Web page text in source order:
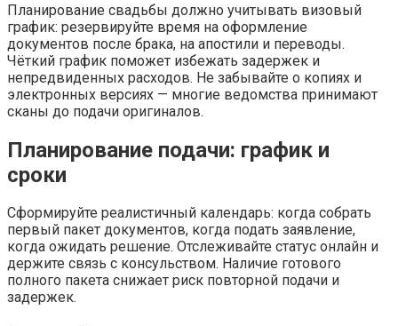
Планирование свадьбы должно учитывать визовый
график: резервируйте время на оформление
документов после брака, на апостили и переводы.
Чёткий график поможет избежать задержек и
непредвиденных расходов. Не забывайте о копиях и
электронных версиях — многие ведомства принимают
сканы до подачи оригиналов.
Планирование подачи: график и
сроки
Сформируйте реалистичный календарь: когда собрать
первый пакет документов, когда подать заявление,
когда ожидать решение. Отслеживайте статус онлайн и
держите связь с консульством. Наличие готового
полного пакета снижает риск повторной подачи и
задержек.